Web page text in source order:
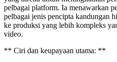
pelbagai platform. Ia menawarkan
pelbagai jenis pencipta kandungan
ke produksi yang lebih kompleks
video.
** Ciri dan keupayaan utama: **